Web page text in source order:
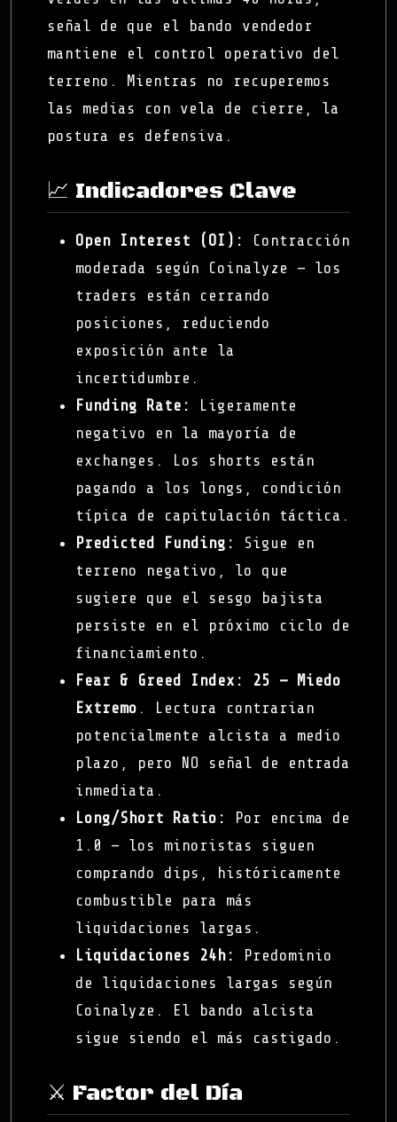
señal de que el bando vendedor
mantiene el control operativo del
terreno. Mientras no recuperemos
las medias con vela de cierre, la
postura es defensiva.
📈 Indicadores Clave
Open Interest (OI):
Contracción
moderada según Coinalyze — los
traders están cerrando
posiciones, reduciendo
exposición ante la
incertidumbre.
Funding Rate:
Ligeramente
negativo en la mayoría de
exchanges. Los shorts están
pagando a los longs, condición
típica de capitulación táctica.
Predicted Funding:
Sigue en
terreno negativo, lo que
sugiere que el sesgo bajista
persiste en el próximo ciclo de
financiamiento.
Fear & Greed Index:
25 — Miedo
Extremo . Lectura contrarian
potencialmente alcista a medio
plazo, pero NO señal de entrada
inmediata.
Long/Short Ratio:
Por encima de
1.0 — los minoristas siguen
comprando dips, históricamente
combustible para más
liquidaciones largas.
Liquidaciones 24h:
Predominio
de liquidaciones largas según
Coinalyze. El bando alcista
sigue siendo el más castigado.
⚔️ Factor del Día